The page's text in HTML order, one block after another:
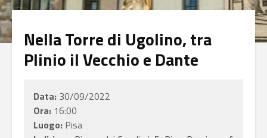
Nella Torre di Ugolino, tra
Plinio il Vecchio e Dante
Data: 30/09/2022
Ora: 16:00
Luogo: Pisa